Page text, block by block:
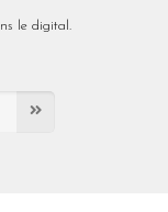
le digital.